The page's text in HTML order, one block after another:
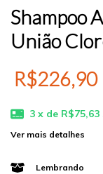
Shampoo
União
R$226,90
3 x de R$75,63
Ver mais detalhes
Lembrando